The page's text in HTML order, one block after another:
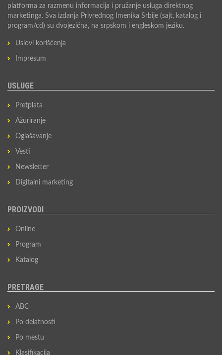
platforma za razmenu informacija i pružanje usluga direktnog
marketinga. Sva izdanja Privrednog Imenika Srbije (sajt, katalog i
program/cd) su dvojezična, na srpskom i engleskom jeziku.
Uslovi korišćenja
Impresum
USLUGE
Pretplata
Ažuriranje
Oglašavanje
Vesti
Newsletter
Digitalni marketing
PROIZVODI
Online
Program
Katalog
PRETRAGE
ABC
Po delatnosti
Po mestu
Klasifikacija